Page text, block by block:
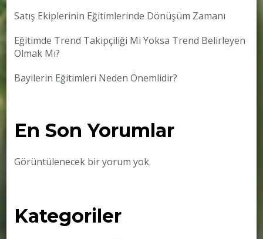
Satış Ekiplerinin Eğitimlerinde Dönüşüm Zamanı
Eğitimde Trend Takipçiliği Mi Yoksa Trend Belirleyen
Olmak Mı?
Bayilerin Eğitimleri Neden Önemlidir?
En Son Yorumlar
Görüntülenecek bir yorum yok.
Kategoriler